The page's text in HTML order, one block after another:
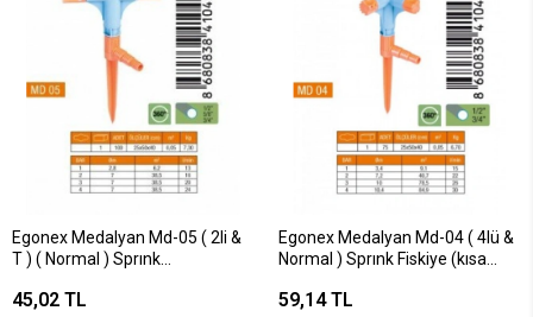
Egonex Medalyan Md-05 ( 2li &
T ) ( Normal ) Sprınk
45,02 TL
Egonex Medalyan Md-04 ( 4lü &
Normal ) Sprınk Fiskiye (kısa
59,14 TL